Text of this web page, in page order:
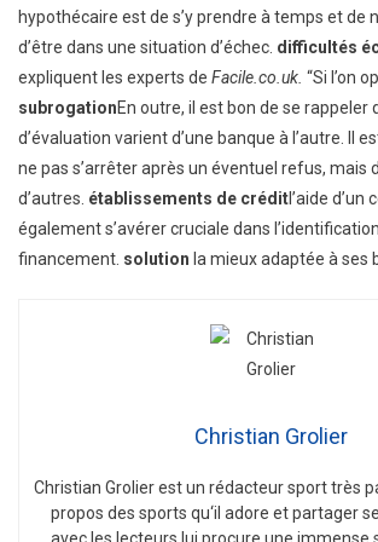
hypothécaire est de s’y prendre à temps et de
d’être dans une situation d’échec. difficultés
expliquent les experts de Facile.co.uk. “Si l’on
subrogationEn outre, il est bon de se rappeler
d’évaluation varient d’une banque à l’autre. Il
ne pas s’arrêter après un éventuel refus, mais
d’autres. établissements de créditl’aide
également s’avérer cruciale dans
financement. solution la mieux adaptée à ses
Christian Grolier
Christian Gro lierestun rédacteursporttrès
propos des sports qu‘il adore etpartagers
avec les lecteurs ui procure une immense